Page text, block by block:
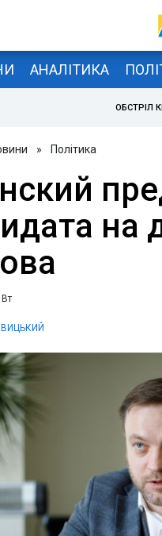
АНАЛІТИКА
ОБСТРІЛ
» Політика
на